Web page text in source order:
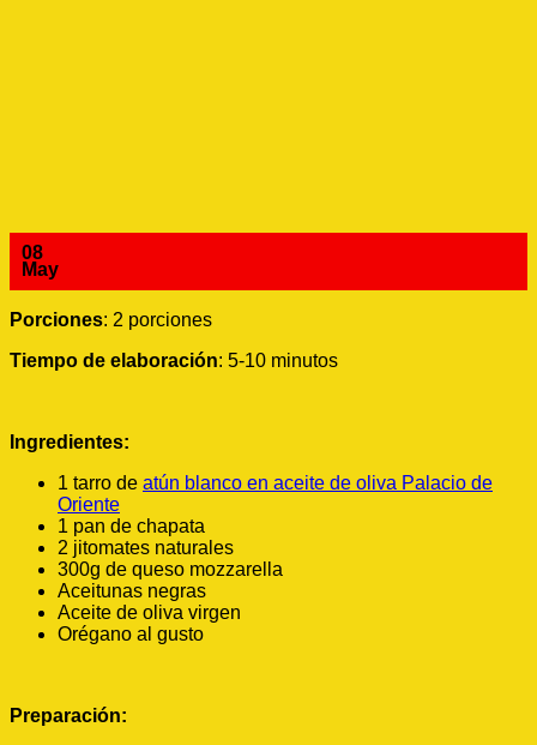
08
May
Porciones: 2 porciones
Tiempo de elaboración: 5-10 minutos
Ingredientes:
1 tarro de atún blanco en aceite de oliva Palacio de
Oriente
1 pan de chapata
2 jitomates naturales
300g de queso mozzarella
Aceitunas negras
Aceite de oliva virgen
Orégano al gusto
Preparación: